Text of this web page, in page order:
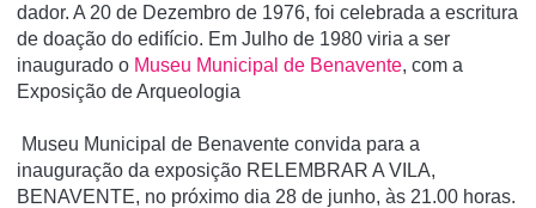
dador. A 20 de Dezembro de 1976, foi celebrada a escritura
de doação do edifí­cio. Em Julho de 1980 viria a ser
inaugurado o Museu Municipal de Benavente, com a
Exposição de Arqueologia
Museu Municipal de Benavente convida para a
inauguração da exposição RELEMBRAR A VILA,
BENAVENTE, no próximo dia 28 de junho, às 21.00 horas.